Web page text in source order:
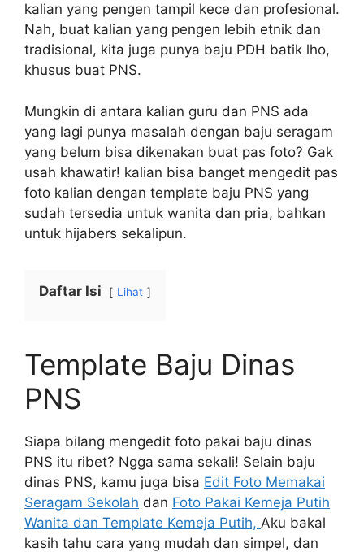
kalian yang pengen tampil kece dan profesional.
Nah, buat kalian yang pengen lebih etnik dan
tradisional, kita juga punya baju PDH batik lho,
khusus buat PNS.
Mungkin di antara kalian guru dan PNS ada
yang lagi punya masalah dengan baju seragam
yang belum bisa dikenakan buat pas foto? Gak
usah khawatir! kalian bisa banget mengedit pas
foto kalian dengan template baju PNS yang
sudah tersedia untuk wanita dan pria, bahkan
untuk hijabers sekalipun.
Daftar Isi Lihat
Template Baju Dinas
PNS
Siapa bilang mengedit foto pakai baju dinas
PNS itu ribet? Ngga sama sekali! Selain baju
dinas PNS, kamu juga bisa Edit Foto Memakai
Seragam Sekolah dan Foto Pakai Kemeja Putih
Wanita dan Template Kemeja Putih, Aku bakal
kasih tahu cara yang mudah dan simpel, dan